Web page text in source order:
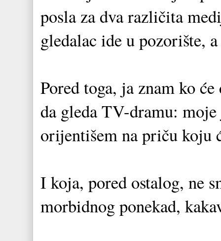
posla za dva različita
gledalac ide u pozorište,
Pored toga, ja znam ko
da gleda TV-dramu:
orijentišem na priču koju
I koja, pored ostalog, ne
morbidnog ponekad,